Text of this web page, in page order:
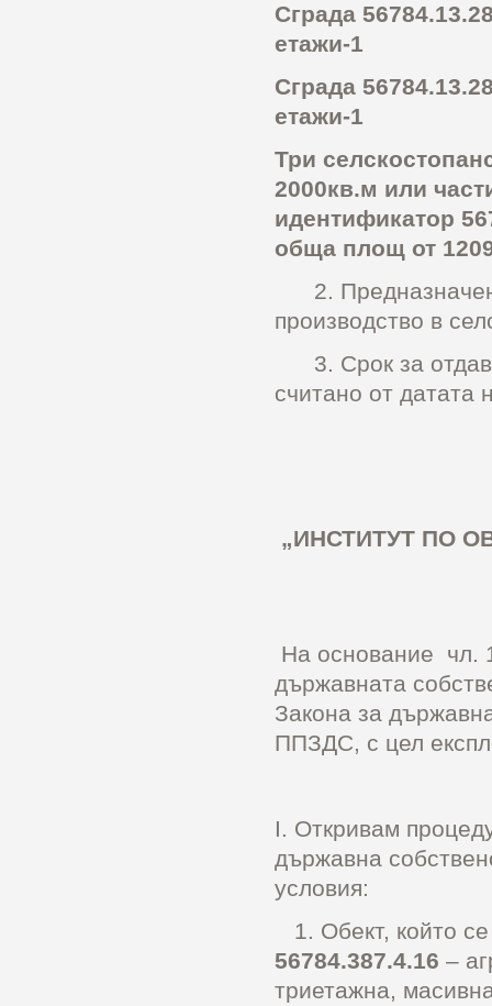
Сграда
етажи-1
Сграда
етажи-1
Три
2000кв.м или
идентификатор
обща площ от
2.
производство в
3. Срок за
считано от датата
„ИНСТИТУТ ПО
На основание чл.
държавната
Закона за
ППЗДС, с цел
І. Откривам
държавна
условия:
1. Обект, който
56784.387.4.16 –
триетажна,